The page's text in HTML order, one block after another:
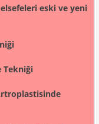
eski ve yeni
Tekniği